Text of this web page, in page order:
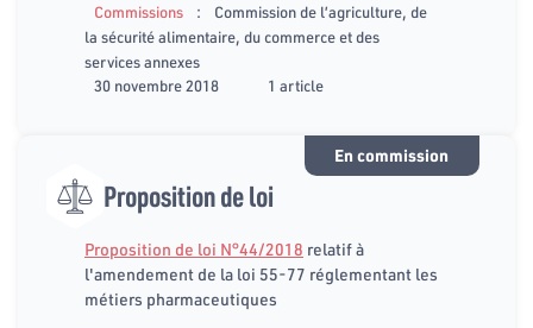
Commissions :
Commission de l’agriculture, de
la sécurité alimentaire, du commerce et des
services annexes
30 novembre 2018
1 article
En commission
Proposition de loi
Proposition de loi N°44/2018 relatif à
l'amendement de la loi 55-77 réglementant les
métiers pharmaceutiques